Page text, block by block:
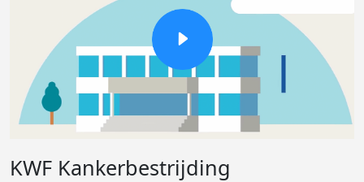
KWF Kankerbestrijding